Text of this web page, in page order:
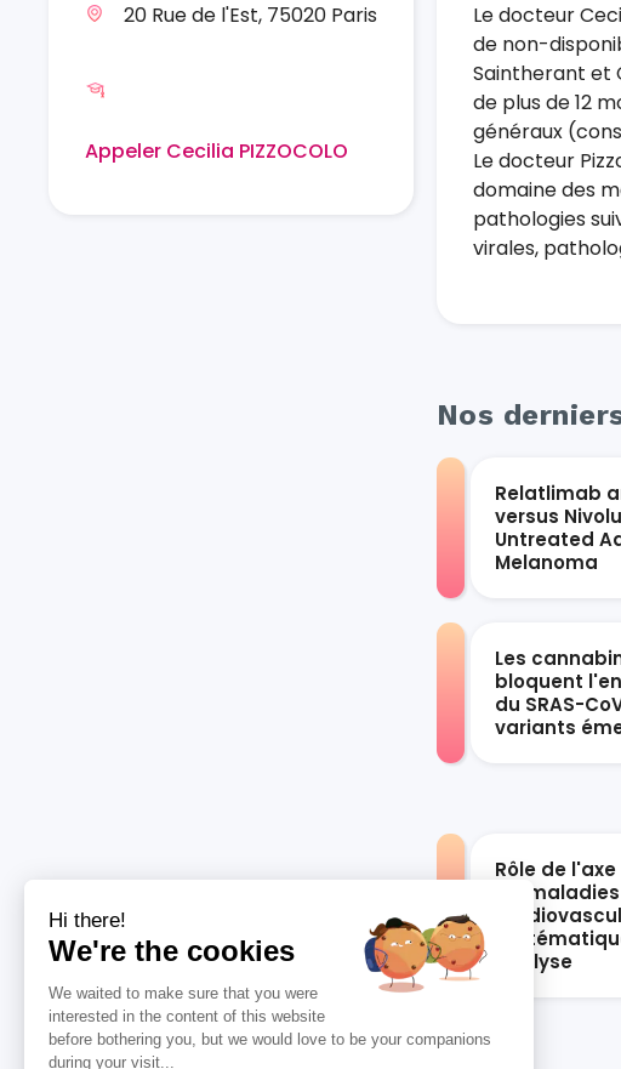
20 Rue de l'Est, 75020 Paris
Appeler Cecilia PIZZOCOLO
Le docteur
de non-
Saintherant et
de plus de 12
généraux
Le docteur
domaine des
pathologies
virales,
Nos
Relatlimab
versus
Untreated
Melanoma
Les
bloquent
du SRAS-
variants
Rôle de
les maladies
analyse
Hi there!
We're the cookies
We waited to make sure that you were
interested in the content of this website
before bothering you, but we would love to be your companions
during your visit...